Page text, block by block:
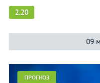
2.20
09
ПРОГНОЗ